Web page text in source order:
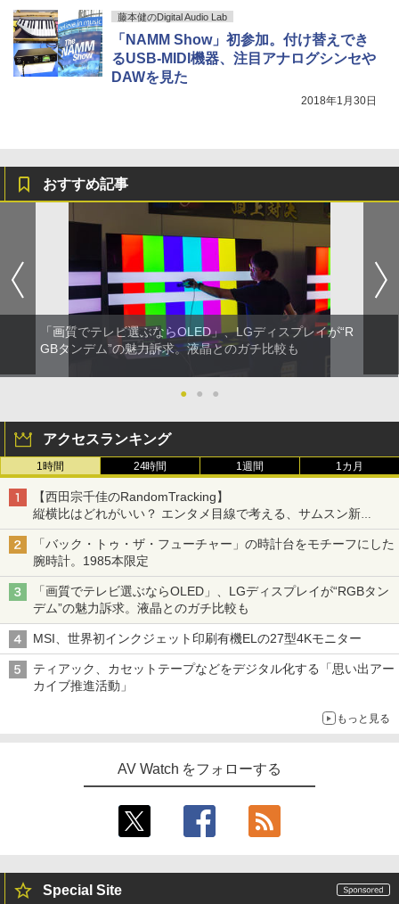
藤本健のDigital Audio Lab
「NAMM Show」初参加。付け替えでき
るUSB-MIDI機器、注目アナログシンセや
DAWを見た
2018年1月30日
おすすめ記事
「画質でテレビ選ぶならOLED」、LGディスプレイが“R
GBタンデム”の魅力訴求。液晶とのガチ比較も
● ● ●
アクセスランキング
1時間 24時間 1週間 1カ月
【西田宗千佳のRandomTracking】
縦横比はどれがいい？ エンタメ目線で考える、サムスン新
「Galaxy Z Fold」
「バック・トゥ・ザ・フューチャー」の時計台をモチーフにした
腕時計。1985本限定
「画質でテレビ選ぶならOLED」、LGディスプレイが“RGBタン
デム”の魅力訴求。液晶とのガチ比較も
MSI、世界初インクジェット印刷有機ELの27型4Kモニター
ティアック、カセットテープなどをデジタル化する「思い出アー
カイブ推進活動」
もっと見る
AV Watch をフォローする
Special Site